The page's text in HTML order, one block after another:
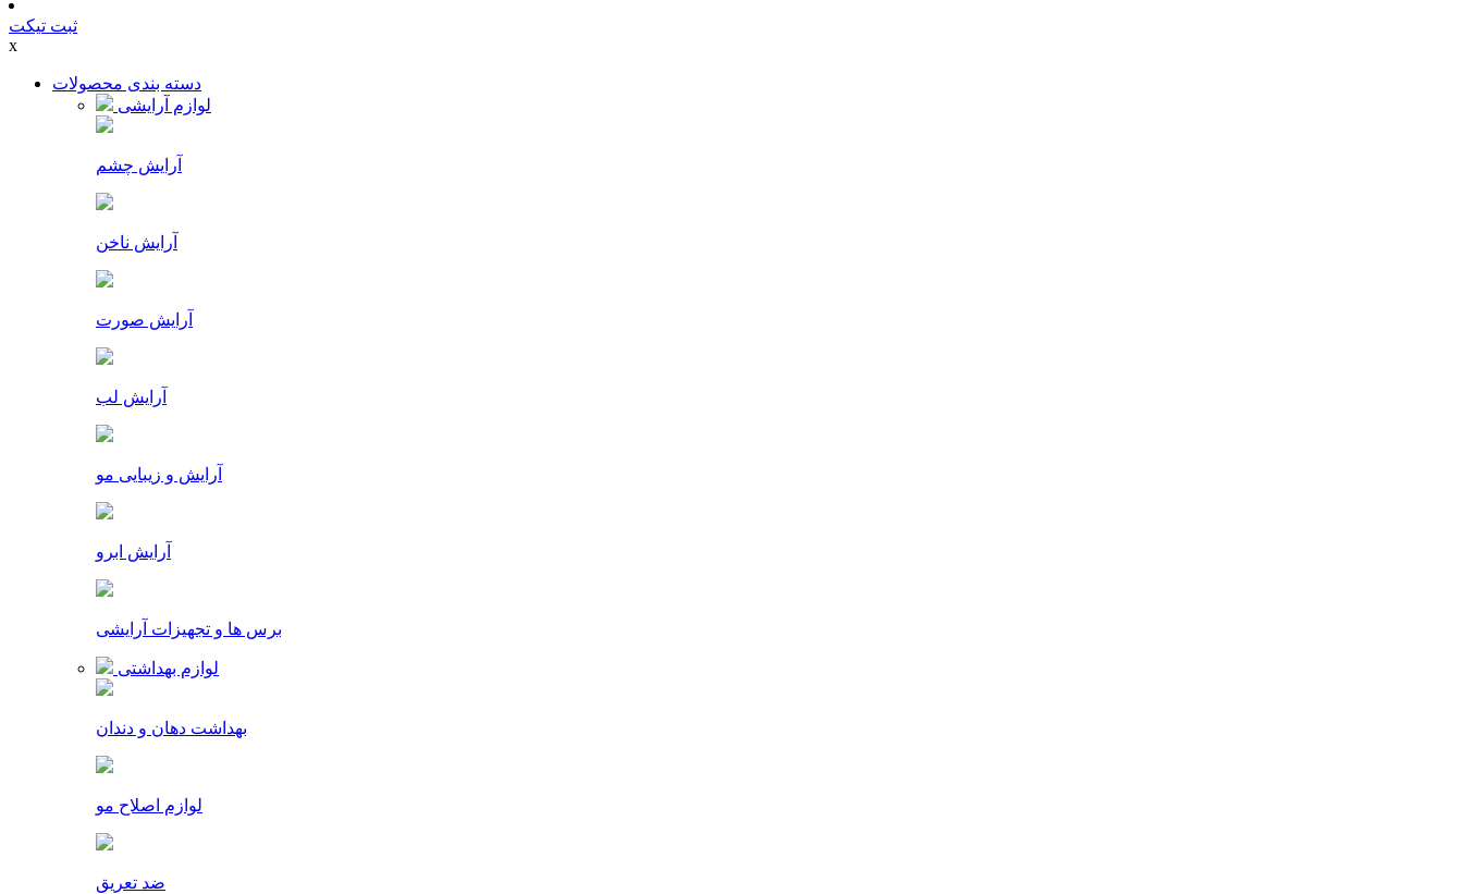
ثبت تیکت
x
دسته بندی محصولات
لوازم آرایشی
آرایش چشم
آرایش ناخن
آرایش صورت
آرایش لب
آرایش و زیبایی مو
آرایش ابرو
برس ها و تجهیزات آرایشی
لوازم بهداشتی
بهداشت دهان و دندان
لوازم اصلاح مو
ضد تعریق